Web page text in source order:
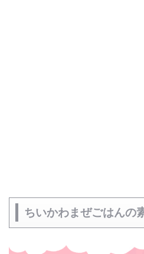
ちいかわまぜごはんの